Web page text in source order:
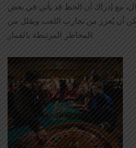
مع إدراك أن الحظ قد يأتي في بعض
أن يُعزز من تجارب اللعب ويقلل من
المخاطر المرتبطة بالقمار.